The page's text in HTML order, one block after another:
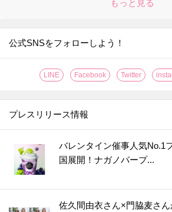
もっと見る
公式SNSをフォローしよう！
LINE Facebook Twitter
プレスリリース情報
バレンタイン催事人気No.1
国展開！ナガノパープ...
佐久間由衣さん×門脇麦さ